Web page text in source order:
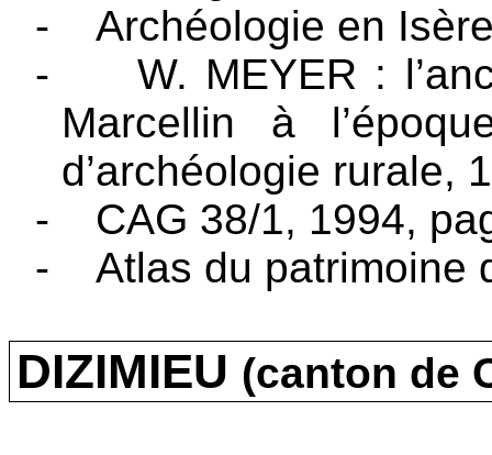
-
Archéologie en
-
W. MEYER :
Marcellin à
d’archéologie rurale,
-
CAG 38/1, 1994,
-
Atlas du patrimoine
DIZIMIEU (canton de